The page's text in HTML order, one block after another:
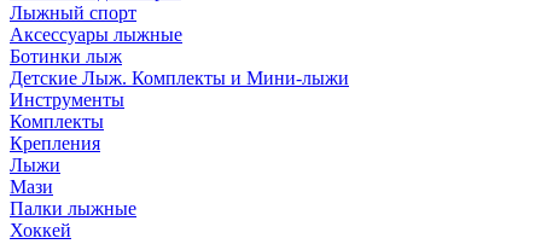
Лыжный спорт
Аксессуары лыжные
Ботинки лыж
Детские Лыж. Комплекты и Мини-лыжи
Инструменты
Комплекты
Крепления
Лыжи
Мази
Палки лыжные
Хоккей